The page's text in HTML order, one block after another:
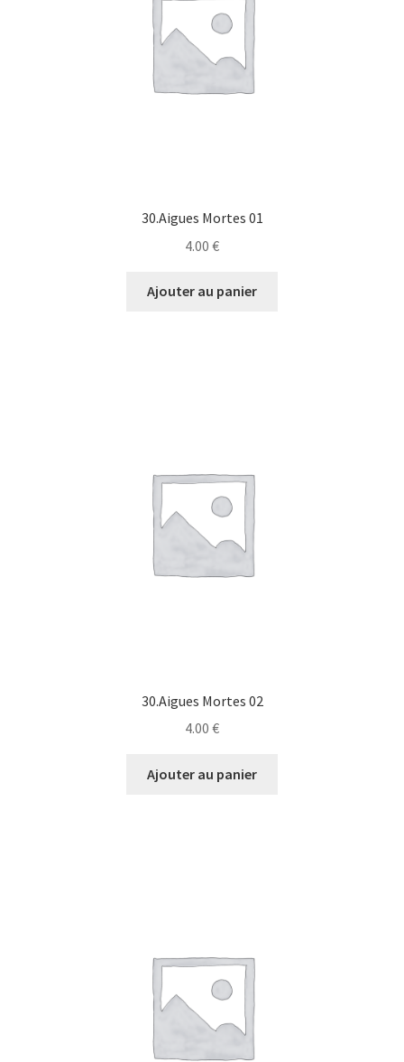
30.Aigues Mortes 01
4.00 €
Ajouter au panier
30.Aigues Mortes 02
4.00 €
Ajouter au panier